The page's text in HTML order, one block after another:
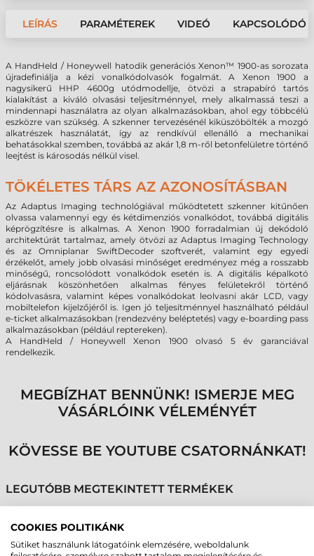
LEÍRÁS PARAMÉTEREK VIDEÓ KAPCSOLÓDÓ
A HandHeld / Honeywell hatodik generációs Xenon™ 1900-as sorozata
újradefiniálja a kézi vonalkódolvasók fogalmát. A Xenon 1900 a
nagysikerű HHP 4600g utódmodellje, ötvözi a strapabíró tartós
kialakítást a kiváló olvasási teljesítménnyel, mely alkalmassá teszi a
mindennapi használatra az olyan alkalmazásokban, ahol egy többcélú
eszközre van szükség. A szkenner tervezésénél kiküszöbölték a mozgó
alkatrészek használatát, így az rendkívül ellenálló a mechanikai
behatásokkal szemben, továbbá az akár 1,8 m-ről betonfelületre történő
leejtést is károsodás nélkül visel.
TÖKÉLETES TÁRS AZ AZONOSÍTÁSBAN
Az Adaptus Imaging technológiával működtetett szkenner kitűnően
olvassa valamennyi egy és kétdimenziós vonalkódot, továbbá digitális
képrögzítésre is alkalmas. A Xenon 1900 forradalmian új dekódoló
architektúrát tartalmaz, amely ötvözi az Adaptus Imaging Technology
és az Omniplanar SwiftDecoder szoftverét, valamint egy egyedi
érzékelőt, amely jobb olvasási minőséget eredményez még a rosszabb
minőségű, roncsolódott vonalkódok esetén is. A digitális képalkotó
eljárásnak köszönhetően alkalmas fényes felületekről történő
kódolvasásra, valamint képes vonalkódokat leolvasni akár LCD, vagy
mobiltelefon kijelzőjéről is. Igen jó teljesítménnyel használható például
e-ticket alkalmazásokban (rendezvény beléptetés) vagy e-boarding pass
alkalmazásokban (például reptereken).
A HandHeld / Honeywell Xenon 1900 olvasó 5 év garanciával
rendelkezik.
MEGBÍZHAT BENNÜNK! ISMERJE MEG
VÁSÁRLÓINK VÉLEMÉNYÉT
KÖVESSE BE YOUTUBE CSATORNÁNKAT!
LEGUTÓBB MEGTEKINTETT TERMÉKEK
1900
COOKIES POLITIKÁNK
Sütiket használunk látogatóink elemzésére, weboldalunk